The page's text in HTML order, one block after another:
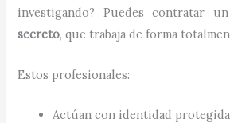
investigando? Puedes contratar
secreto, que trabaja de forma
Estos profesionales:
Actúan con identidad protegida